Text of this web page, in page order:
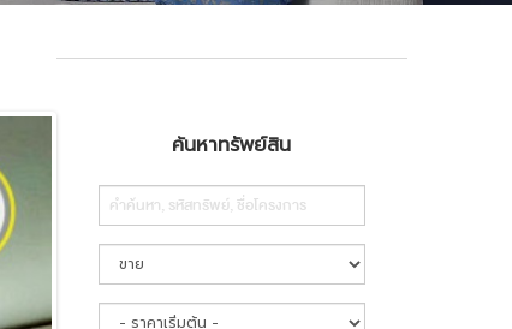
ค้นหาทรัพย์สิน
Search